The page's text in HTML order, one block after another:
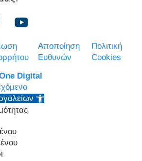
Αποποίηση
Ευθυνών
Πολιτική
Cookies
Digital